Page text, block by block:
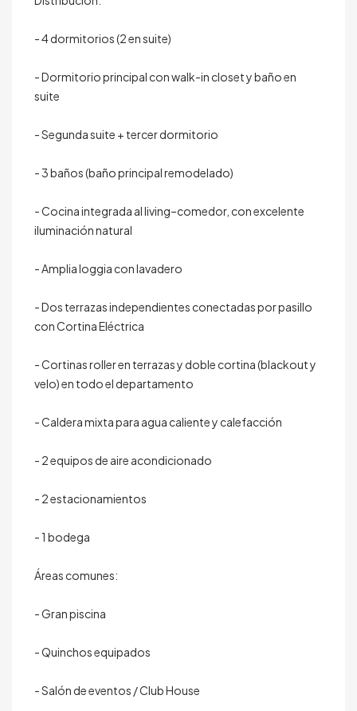
- 4 dormitorios (2 en suite)
- Dormitorio principal con walk-in closet y baño en
suite
- Segunda suite + tercer dormitorio
- 3 baños (baño principal remodelado)
- Cocina integrada al living–comedor, con excelente
iluminación natural
- Amplia loggia con lavadero
- Dos terrazas independientes conectadas por pasillo
con Cortina Eléctrica
- Cortinas roller en terrazas y doble cortina (blackout y
velo) en todo el departamento
- Caldera mixta para agua caliente y calefacción
- 2 equipos de aire acondicionado
- 2 estacionamientos
- 1 bodega
Áreas comunes:
- Gran piscina
- Quinchos equipados
- Salón de eventos / Club House